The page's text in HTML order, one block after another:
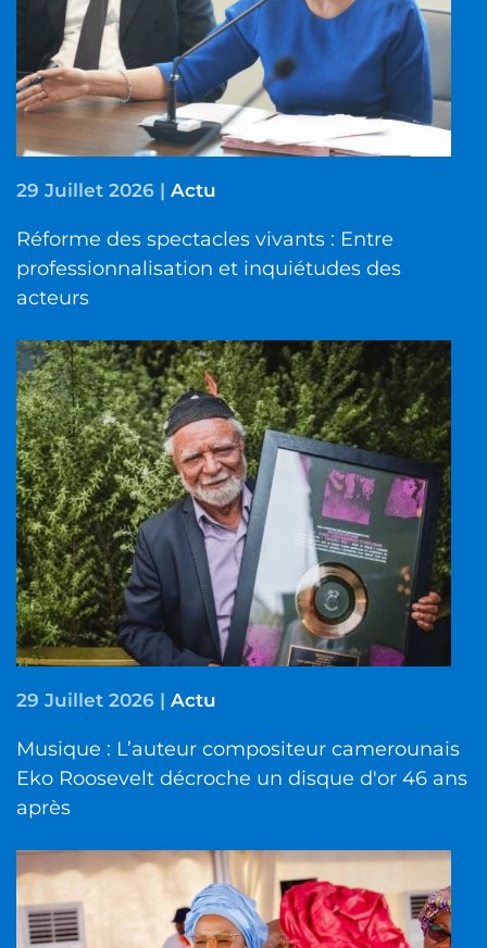
29 Juillet 2026 | Actu
Réforme des spectacles vivants : Entre
professionnalisation et inquiétudes des
acteurs
29 Juillet 2026 | Actu
Musique : L’auteur compositeur camerounais
Eko Roosevelt décroche un disque d'or 46 ans
après